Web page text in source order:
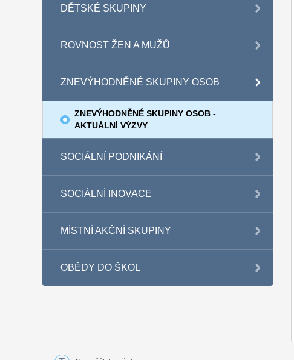
DĚTSKÉ SKUPINY
ROVNOST ŽEN A MUŽŮ
ZNEVÝHODNĚNÉ SKUPINY OSOB
ZNEVÝHODNĚNÉ SKUPINY OSOB -
AKTUÁLNÍ VÝZVY
SOCIÁLNÍ PODNIKÁNÍ
SOCIÁLNÍ INOVACE
MÍSTNÍ AKČNÍ SKUPINY
OBĚDY DO ŠKOL